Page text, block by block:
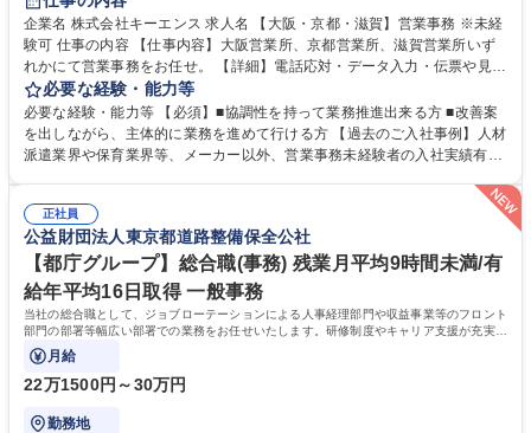
企業名 株式会社キーエンス 求人名 【大阪・京都・滋賀】営業事務 ※未経
験可 仕事の内容 【仕事内容】大阪営業所、京都営業所、滋賀営業所いず
れかにて営業事務をお任せ。 【詳細】電話応対・データ入力・伝票や見積
の作成・カタログ送付・来客対応・営業所内で発生する事務業務や業務改
善をお任せ。 【教育制度】ご入社後、育成担当とペアになりながらOJTに
て業務を覚えていただくことが可能です。業務システムがきちんと構築さ
れているため、スムーズに仕事に慣れることができる環境です。また、
常に改善を目指す風土のため、安心して業務に取り組んでいただけます。
募集職種 【大阪・京都・滋賀】営業事務 ※未経験可
必要な経験・能力等
必要な経験・能力等 【必須】■協調性を持って業務推進出来る方 ■改善案
を出しながら、主体的に業務を進めて行ける方 【過去のご入社事例】人材
派遣業界や保育業界等、メーカー以外、営業事務未経験者の入社実績有
により、キーエンスの付加価値向上に貢献します。ベースの定型業務に加
えて、お客様や社員の状況に合わせ、能動的なサポート、改善の動きも期
待され。組織を支えるスペシャリストとして、チームに貢献し、結果的に
社員から頼られる存在になることができます。平均19:30の退勤以降の業
務の持ち帰りも禁止されており、メリハリのある働き方となります。 学
歴・資格 学歴：大学院 大学 高専 短大 語学力： 資格：
正社員
公益財団法人東京都道路整備保全公社
【都庁グループ】総合職(事務) 残業月平均9時間未満/有
給年平均16日取得 一般事務
当社の総合職として、ジョブローテーションによる人事経理部門や収益事業等のフロント
部門の部署等幅広い部署での業務をお任せいたします。研修制度やキャリア支援が充実し
ております！ ※下記業務詳細
月給
22万1500円～30万円
勤務地